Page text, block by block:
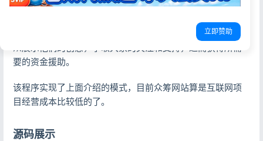
集项目资金的模式。
众筹利用互联网传播的特性，让小企业、艺术家或个人对公
要的资金援助。
该程序实现了上面介绍的模式，目前众筹网站算是互联网项
目经营成本比较低的了。
源码展示
立即赞助